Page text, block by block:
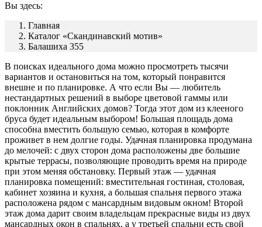
Вы здесь:
Главная
Каталог «Скандинавский мотив»
Балашиха 355
В поисках идеального дома можно просмотреть тысячи
вариантов и остановиться на том, который понравится
внешне и по планировке. А что если Вы — любитель
нестандартных решений в выборе цветовой гаммы или
поклонник Английских домов? Тогда этот дом из клееного
бруса будет идеальным выбором! Большая площадь дома
способна вместить большую семью, которая в комфорте
проживет в нем долгие годы. Удачная планировка продумана
до мелочей: с двух сторон дома расположены две большие
крытые террасы, позволяющие проводить время на природе
при этом меняя обстановку. Первый этаж — удачная
планировка помещений: вместительная гостиная, столовая,
кабинет хозяина и кухня, а большая спальня первого этажа
расположена рядом с мансардным видовым окном! Второй
этаж дома дарит своим владельцам прекрасные виды из двух
мансардных окон в спальнях, а у третьей спальни есть свой